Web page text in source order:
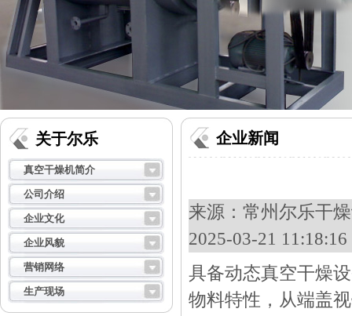
关于尔乐
真空干燥机简介
公司介绍
企业文化
企业风貌
营销网络
生产现场
企业新闻
来源： 常州尔乐干
2025-03-21
具备动态真空干燥
物料特性，从端盖